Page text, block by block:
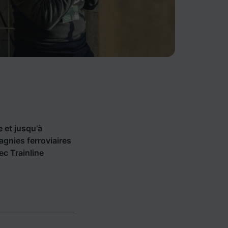
et jusqu'à
ferroviaires
Trainline